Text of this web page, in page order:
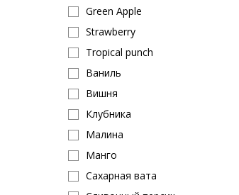
Green Apple
Strawberry
Tropical punch
Ваниль
Вишня
Клубника
Малина
Манго
Сахарная вата